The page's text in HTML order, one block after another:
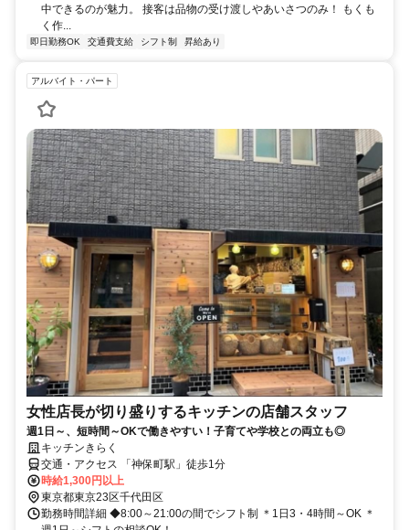
中できるのが魅力。 接客は品物の受け渡しやあいさつのみ！ もくも
く作...
即日勤務OK 交通費支給 シフト制 昇給あり
アルバイト・パート
女性店長が切り盛りするキッチンの店舗スタッフ
週1日～、短時間～OKで働きやすい！子育てや学校との両立も◎
キッチンきらく
交通・アクセス 「神保町駅」徒歩1分
時給1,300円以上
東京都東京23区千代田区
勤務時間詳細 ◆8:00～21:00の間でシフト制 ＊1日3・4時間～OK ＊